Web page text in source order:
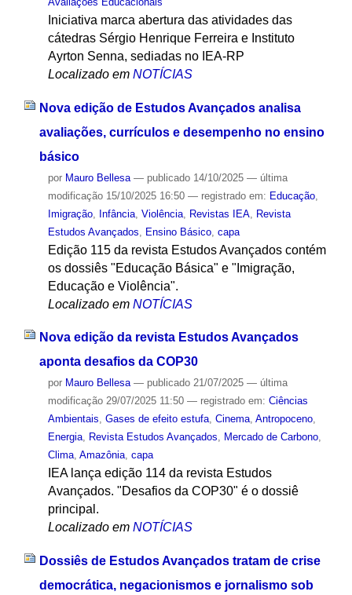
Iniciativa marca abertura das atividades das
cátedras Sérgio Henrique Ferreira e Instituto
Ayrton Senna, sediadas no IEA-RP
Localizado em NOTÍCIAS
Nova edição de Estudos Avançados analisa
avaliações, currículos e desempenho no ensino
básico
por Mauro Bellesa — publicado14/10/2025 — última
modificação15/10/2025 16:50 — registrado em: Educação,
Imigração, Infância, Violência, Revistas IEA, Revista
Estudos Avançados
Ensino Básico, capa
Edição 115 da revista Estudos Avançados contém
os dossiês "Educação Básica" e "Imigração,
Educação e Violência".
Localizado em NOTÍCIAS
Nova edição da revista Estudos Avançados
aponta desafios da COP30
por Mauro Bellesa — publicado21/07/2025 — última
modificação29/07/2025 11:50 — registrado em: Ciências
Ambientais, Gases de efeito estufa, Cinema, Antropoceno,
Energia, Revista Estudos Avançados, Mercado de Carbono,
Clima, Amazônia, capa
IEA lança edição 114 da revista Estudos
Avançados. "Desafios da COP30" é o dossiê
principal.
Localizado em NOTÍCIAS
Dossiês de Estudos Avançados tratam de crise
democrática, negacionismos e jornalismo sob